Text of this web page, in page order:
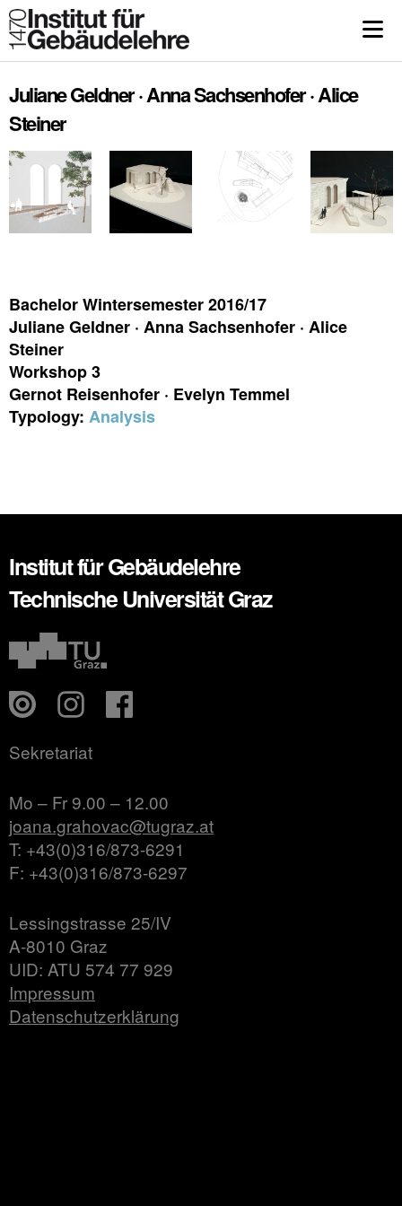
Juliane Geldner · Anna Sachsenhofer · Alice
Steiner
Bachelor Wintersemester 2016/17
Juliane Geldner · Anna Sachsenhofer · Alice
Steiner
Workshop 3
Gernot Reisenhofer · Evelyn Temmel
Typology: Analysis
Institut für Gebäudelehre
Technische Universität Graz
Sekretariat
Mo – Fr 9.00 – 12.00
joana.grahovac@tugraz.at
T: +43(0)316/873-6291
F: +43(0)316/873-6297
Lessingstrasse 25/IV
A-8010 Graz
UID: ATU 574 77 929
Impressum
Datenschutzerklärung